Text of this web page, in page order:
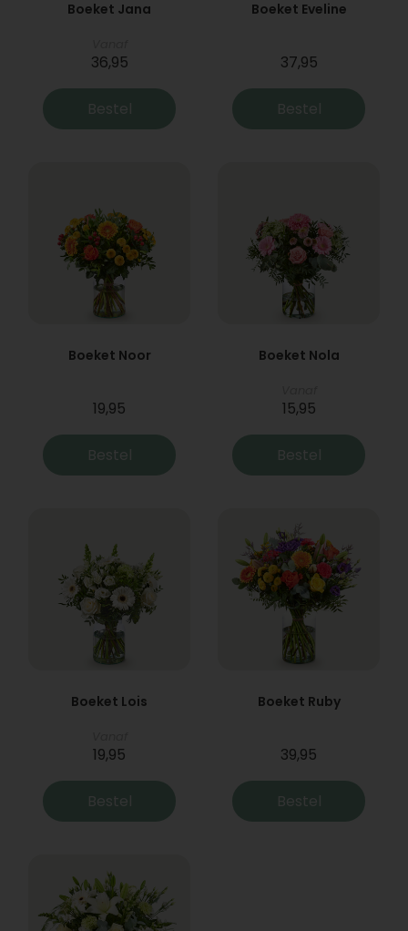
Boeket Jana
36,95
Bestel
Boeket Eveline
37,95
Bestel
Boeket Noor
19,95
Bestel
Boeket Nola
15,95
Bestel
Boeket Lois
19,95
Bestel
Boeket Ruby
39,95
Bestel